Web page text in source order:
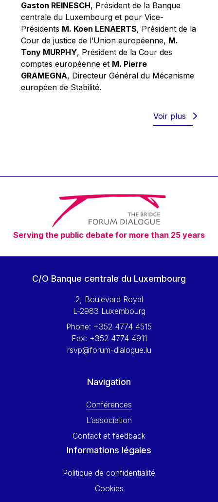
Patrizia Nanz
Philippe Maystadt
Pierre Gramegna
Richard Pelly
Robert Goebbels
Robert REYNDERS
Timothy Radcliffe
Vaclav Klaus
Vassilios Skouris
Vítor Manuel da Silva Caldeira
Viviane Reding
Walter Hagg
Wolfgang Ketterle
Yossi Beillin
Yves FRANCHET
Gaston REINESCH, Président de la Banque
centrale du Luxembourg et pour Vice-
Présidents M. Koen LENAERTS, Président de la
Cour de justice de l’Union européenne, M.
Tony MURPHY, Président de la Cour des
comptes européenne et M. Pierre
GRAMEGNA, Directeur Général du Mécanisme
européen de Stabilité.
Voir plus
Serving the public debate for more than 25 years
C/O Banque centrale du Luxembourg
2, Boulevard Royal
L-2983 Luxembourg
Phone: +352 4774 4515
Fax: +352 4774 4911
rsvp@forum-dialogue.lu
Navigation
Conférences
L’association
Contact et feedback
Informations légales
Politique de confidentialité
Cookies